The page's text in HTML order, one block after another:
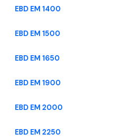
EBD EM 1400
EBD EM 1500
EBD EM 1650
EBD EM 1900
EBD EM 2000
EBD EM 2250